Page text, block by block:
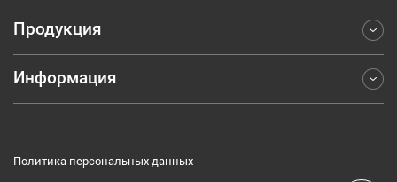
Продукция
Фрезерование
Точение
Отрезка и обработка канавок
Информация
Политика персональных данных